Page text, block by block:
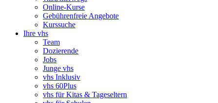
Online-Kurse
Gebührenfreie Angebote
Kurssuche
Ihre vhs
Team
Dozierende
Jobs
Junge vhs
vhs Inklusiv
vhs 60Plus
vhs für Kitas & Tageseltern